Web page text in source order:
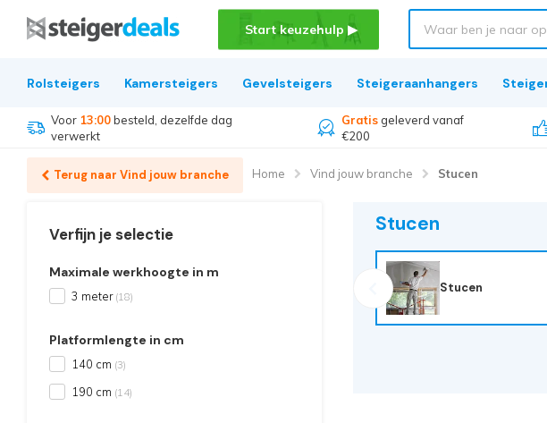
Start keuzehulp ▶
Rolsteigers Kamersteigers Gevelsteigers Steigeraanhangers
Voor 13:00besteld, dezelfde dag
verwerkt
Gratis geleverd vanaf
€200
Terug naar Vind jouw branche Home Vind jouw branche Stucen
Verfijn je selectie
Maximale werkhoogte in m
3 meter (18)
Platformlengte in cm
140 cm (3)
190 cm (14)
Stucen
Stucen